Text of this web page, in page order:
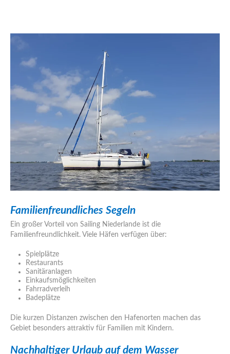
Familienfreundliches Segeln
Ein großer Vorteil von Sailing Niederlande ist die
Familienfreundlichkeit. Viele Häfen verfügen über:
Spielplätze
Restaurants
Sanitäranlagen
Einkaufsmöglichkeiten
Fahrradverleih
Badeplätze
Die kurzen Distanzen zwischen den Hafenorten machen das
Gebiet besonders attraktiv für Familien mit Kindern.
Nachhaltiger Urlaub auf dem Wasser